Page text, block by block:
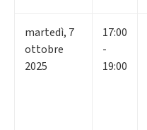
martedì, 7
ottobre
2025
17:00
-
19:00